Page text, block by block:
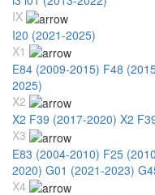
IX
I20 (2021-2025)
X1
E84 (2009-2015) F48
2025)
X2
X2 F39 (2017-2020) X2
X3
E83 (2004-2010) F25
2020) G01 (2021-2023)
X4